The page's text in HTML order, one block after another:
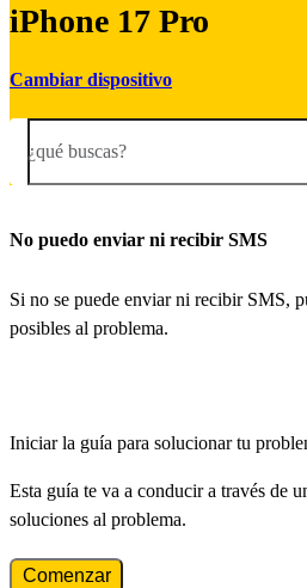
iPhone 17 Pro
Cambiar dispositivo
¿qué buscas?
No puedo enviar ni recibir SMS
Si no se puede enviar ni recibir SMS,
posibles al problema.
Iniciar la guía para solucionar tu
Esta guía te va a conducir a través de
soluciones al problema.
Comenzar